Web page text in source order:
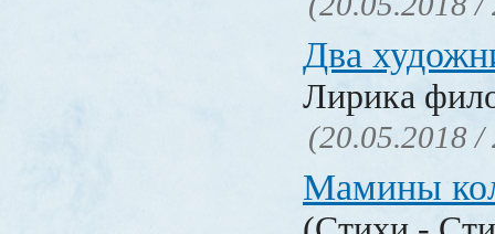
Два
Лирика
(20.05.2018 /
Мамины